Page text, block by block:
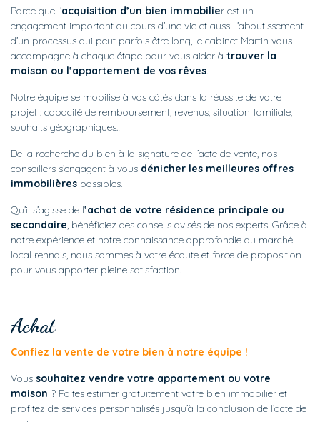
Parce que l’acquisition d’un bien immobilier est un
engagement important au cours d’une vie et aussi l’aboutissement
d’un processus qui peut parfois être long, le cabinet Martin vous
accompagne à chaque étape pour vous aider à trouver la
maison ou l’appartement de vos rêves.
Notre équipe se mobilise à vos côtés dans la réussite de votre
projet : capacité de remboursement, revenus, situation familiale,
souhaits géographiques…
De la recherche du bien à la signature de l’acte de vente, nos
conseillers s’engagent à vous dénicher les meilleures offres
immobilières possibles.
Qu’il s’agisse de l’achat de votre résidence principale ou
secondaire, bénéficiez des conseils avisés de nos experts. Grâce à
notre expérience et notre connaissance approfondie du marché
local rennais, nous sommes à votre écoute et force de proposition
pour vous apporter pleine satisfaction.
Achat
Confiez la vente de votre bien à notre équipe !
Vous souhaitez vendre votre appartement ou votre
maison ? Faites estimer gratuitement votre bien immobilier et
profitez de services personnalisés jusqu’à la conclusion de l’acte de